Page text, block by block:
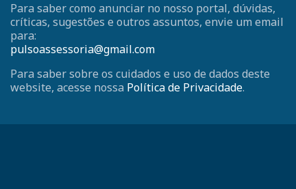
Para saber como anunciar no nosso portal, dúvidas,
críticas, sugestões e outros assuntos, envie um email
para:
pulsoassessoria@gmail.com
Para saber sobre os cuidados e uso de dados deste
website, acesse nossa Política de Privacidade.